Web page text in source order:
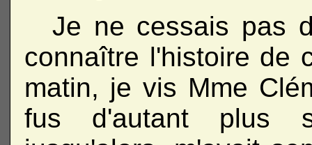
Je ne cessais pas
connaître l'histoire de
matin, je vis Mme
fus d'autant plus